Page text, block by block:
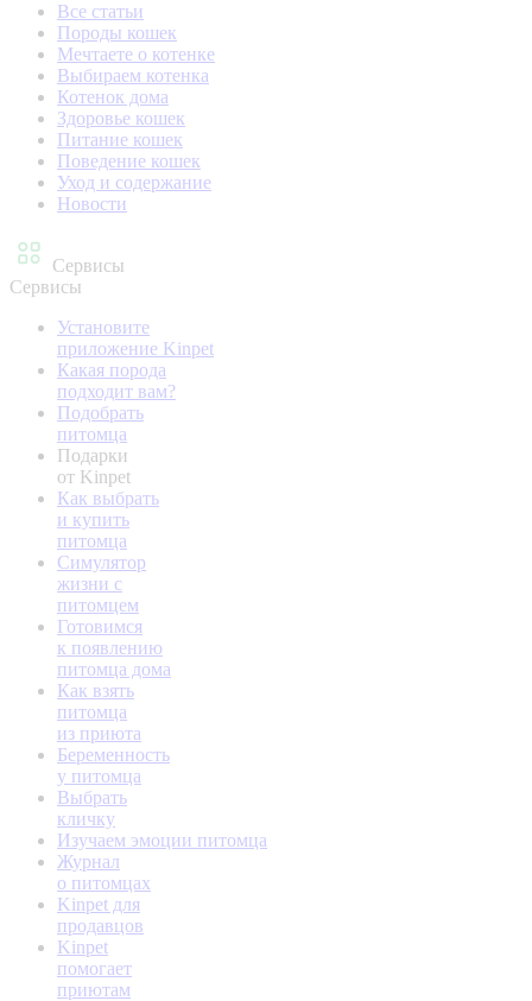
Все статьи
Породы кошек
Мечтаете о котенке
Выбираем котенка
Котенок дома
Здоровье кошек
Питание кошек
Поведение кошек
Уход и содержание
Новости
Сервисы
Сервисы
Установите
приложение Kinpet
Какая порода
подходит вам?
Подобрать
питомца
Подарки
от Kinpet
Как выбрать
и купить
питомца
Симулятор
жизни с
питомцем
Готовимся
к появлению
питомца дома
Как взять
питомца
из приюта
Беременность
у питомца
Выбрать
кличку
Изучаем эмоции питомца
Журнал
о питомцах
Kinpet для
продавцов
Kinpet
помогает
приютам